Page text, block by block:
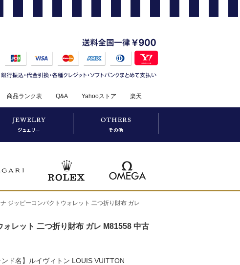
商品ランク表 Q&A Yahooストア 楽天
ジッピーコンパクトウォレット 二つ折り財布 ガレ
レット 二つ折り財布 ガレ M81558 中古
ンド名】ルイヴィトン LOUIS VUITTON